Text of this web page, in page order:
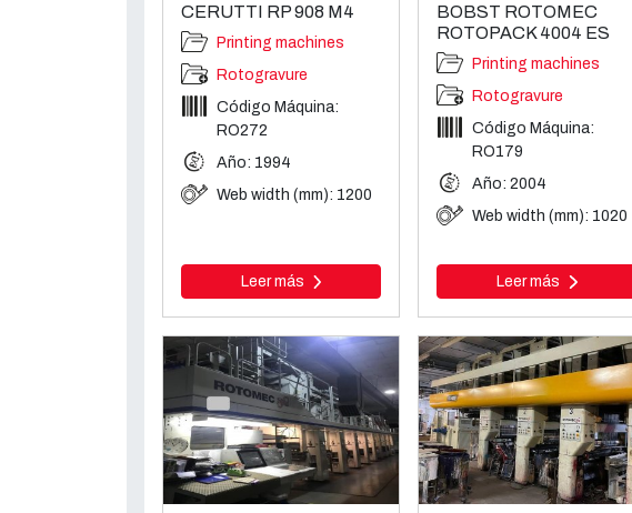
CERUTTI RP 908 M4
Printing machines
Rotogravure
Código Máquina:
RO272
Año: 1994
Web width (mm): 1200
Leer más
BOBST ROTOMEC
ROTOPACK 4004 ES
Printing machines
Rotogravure
Código Máquina:
RO179
Año: 2004
Web width (mm): 1020
Leer más